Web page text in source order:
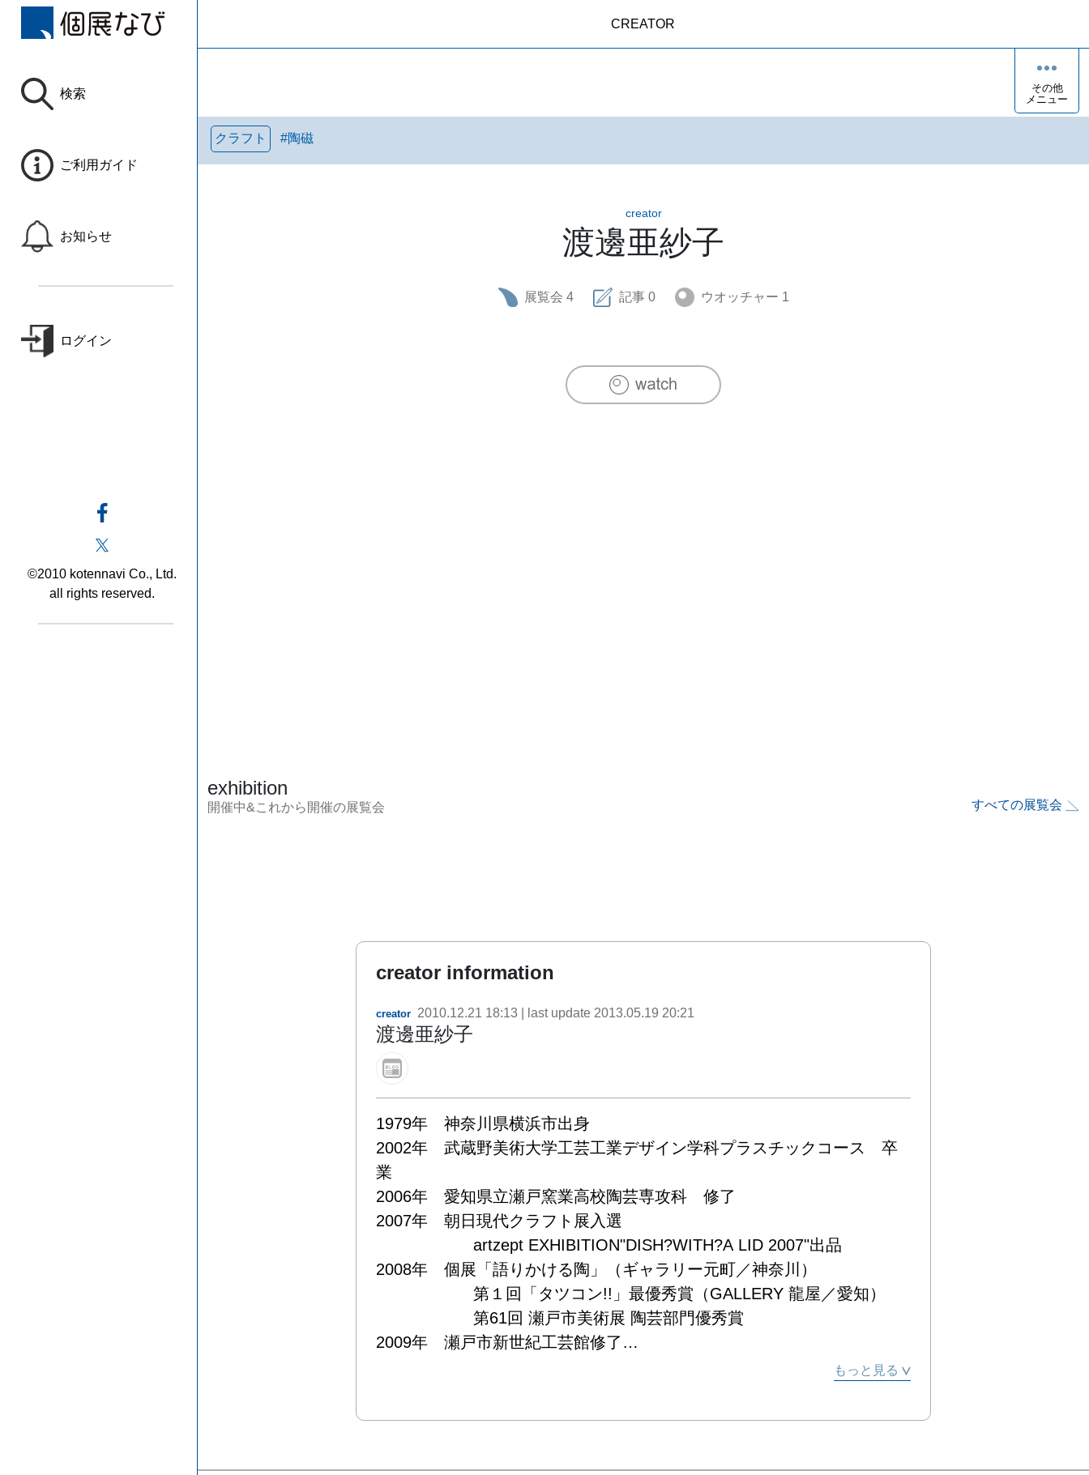
検索
ご利用ガイド
お知らせ
ログイン
©2010 kotennavi Co., Ltd.
all rights reserved.
CREATOR
その他
メニュー
クラフト #陶磁
creator
渡邊亜紗子
展覧会 4 記事 0 ウオッチャー 1
exhibition
開催中&これから開催の展覧会 すべての展覧会
creator information
creator 2010.12.21 18:13 | last update 2013.05.19 20:21
渡邊亜紗子
1979年　神奈川県横浜市出身
2002年　武蔵野美術大学工芸工業デザイン学科プラスチックコース　卒
業
2006年　愛知県立瀬戸窯業高校陶芸専攻科　修了
2007年　朝日現代クラフト展入選
artzept EXHIBITION"DISH?WITH?A LID 2007"出品
2008年　個展「語りかける陶」（ギャラリー元町／神奈川）
第１回「タツコン!!」最優秀賞（GALLERY 龍屋／愛知）
第61回 瀬戸市美術展 陶芸部門優秀賞
2009年　瀬戸市新世紀工芸館修了
個展「渡邊亜紗子 ceramic exhibition」（IDF-mini／愛知）
もっと見る